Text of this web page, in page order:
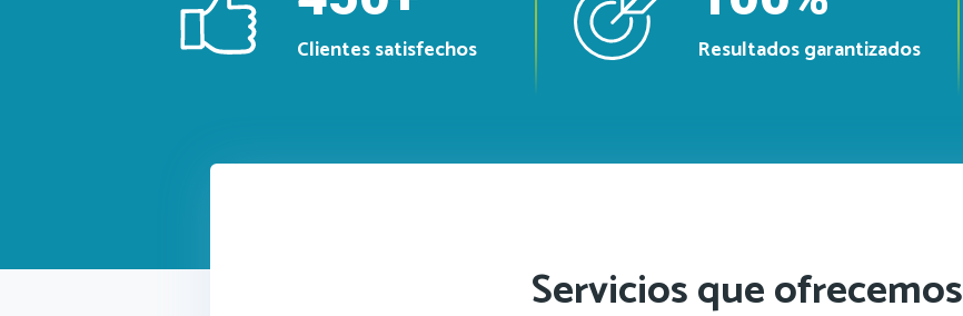
Clientessatisfechos Resultadosgarantizados
Servicios que ofrecemos